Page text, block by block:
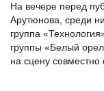
На вечере перед
Арутюнова, среди
группа
группы «Белый
на сцену совместно